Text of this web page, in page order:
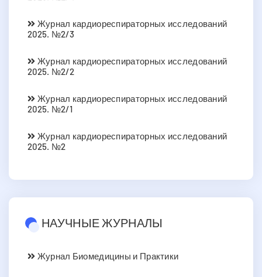
Журнал кардиореспираторных исследований
2025. №2/3
Журнал кардиореспираторных исследований
2025. №2/2
Журнал кардиореспираторных исследований
2025. №2/1
Журнал кардиореспираторных исследований
2025. №2
НАУЧНЫЕ ЖУРНАЛЫ
Журнал Биомедицины и Практики